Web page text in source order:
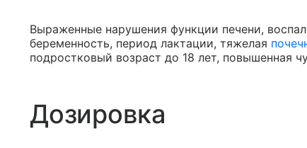
Выраженные нарушения функции печени,
беременность, период лактации, тяжелая
подростковый возраст до 18 лет, повышенная
Дозировка